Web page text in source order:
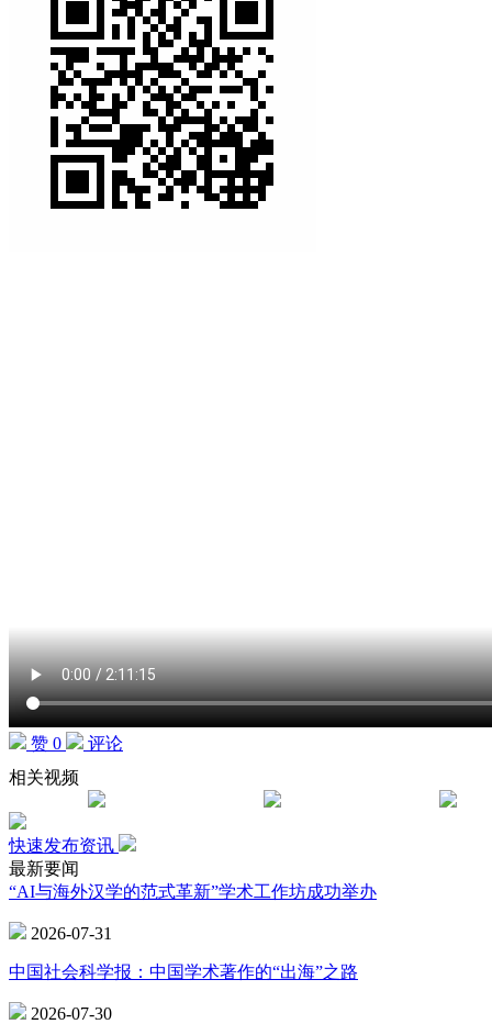
赞 0
评论
相关视频
快速发布资讯
最新要闻
“AI与海外汉学的范式革新”学术工作坊成功举办
2026-07-31
中国社会科学报：中国学术著作的“出海”之路
2026-07-30